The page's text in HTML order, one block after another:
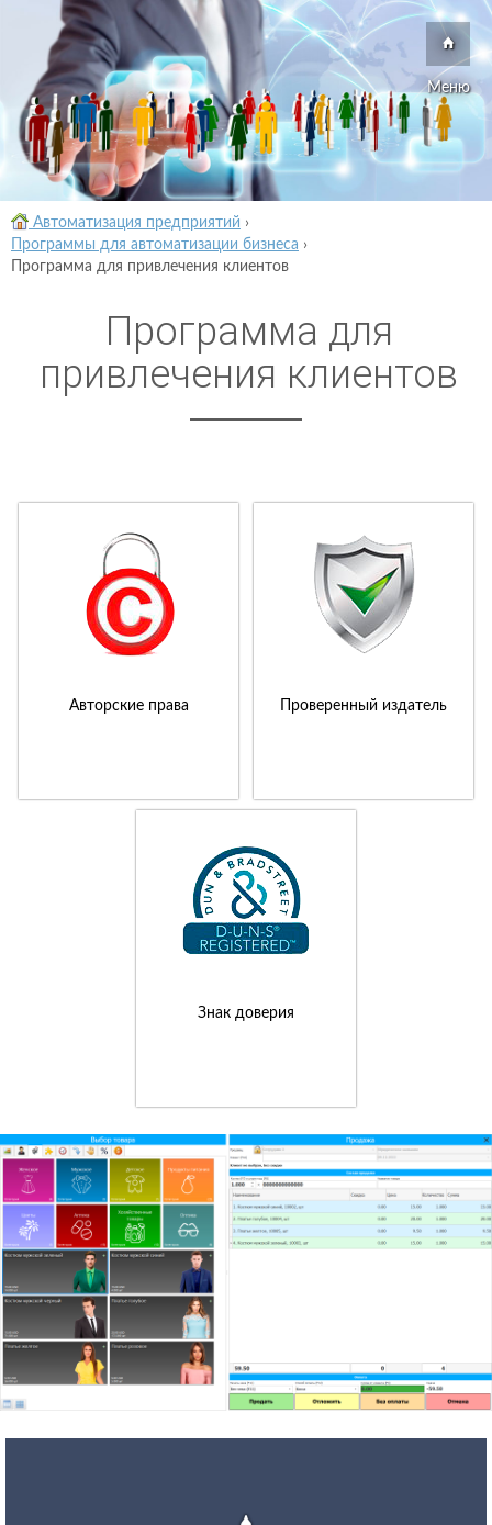
Меню
Автоматизация предприятий ›
Программы для автоматизации бизнеса ›
Программа для привлечения клиентов
Программа для
привлечения клиентов
Авторские права Проверенный издатель
Знак доверия